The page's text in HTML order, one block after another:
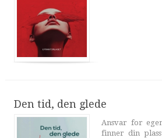
Den tid, den glede
Ansvar for
finner din